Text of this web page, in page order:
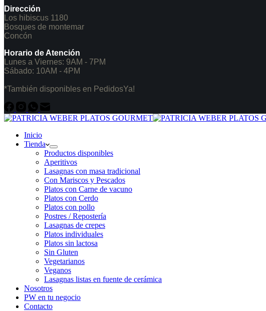
Dirección
Los hibiscus 1180
Bosques de montemar
Concón
Horario de Atención
Lunes a Viernes: 9AM - 7PM
Sábado: 10AM - 4PM
*También disponibles en PedidosYa!
Inicio
Tienda
Productos disponibles
Aperitivos
Lasagnas con masa tradicional
Con Mariscos y Pescados
Platos con Carne de vacuno
Platos con Cerdo
Platos con pollo
Postres / Repostería
Lasagnas de crepes
Platos individuales
Platos sin lactosa
Sin Gluten
Vegetarianos
Veganos
Lasagnas listas en fuente de cerámica
Nosotros
PW en tu negocio
Contacto